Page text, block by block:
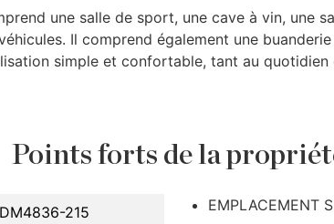
une salle de sport, une cave à vin, une
Il comprend également une
simple et confortable, tant au quotidien
Points forts de la
DM4836-215
EMPLACEMENT